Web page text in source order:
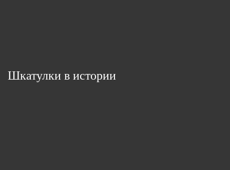
Шкатулки в истории